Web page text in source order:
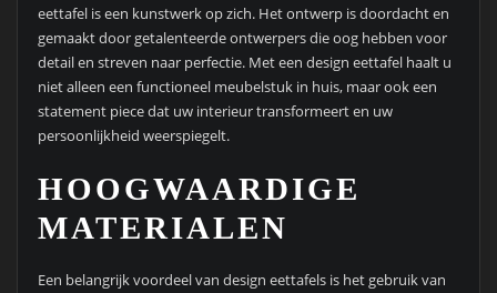
eettafel is een kunstwerk op zich. Het ontwerp is doordacht en
gemaakt door getalenteerde ontwerpers die oog hebben voor
detail en streven naar perfectie. Met een design eettafel haalt u
niet alleen een functioneel meubelstuk in huis, maar ook een
statement piece dat uw interieur transformeert en uw
persoonlijkheid weerspiegelt.
HOOGWAARDIGE
MATERIALEN
Een belangrijk voordeel van design eettafels is het gebruik van